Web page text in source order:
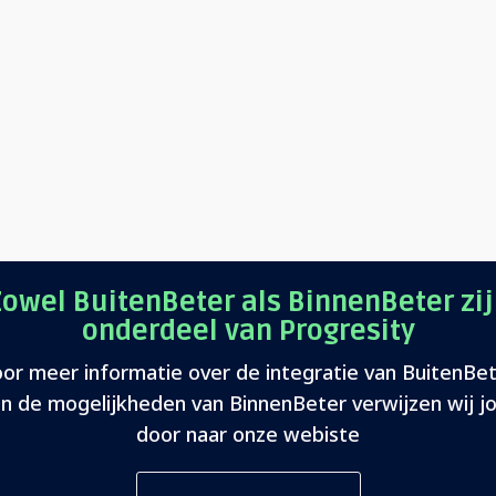
BuitenBeter als BinnenBeter
onderdeel van Progresity
meer informatie over de integratie van
de mogelijkheden van BinnenBeter verwijzen wij
door naar onze webiste